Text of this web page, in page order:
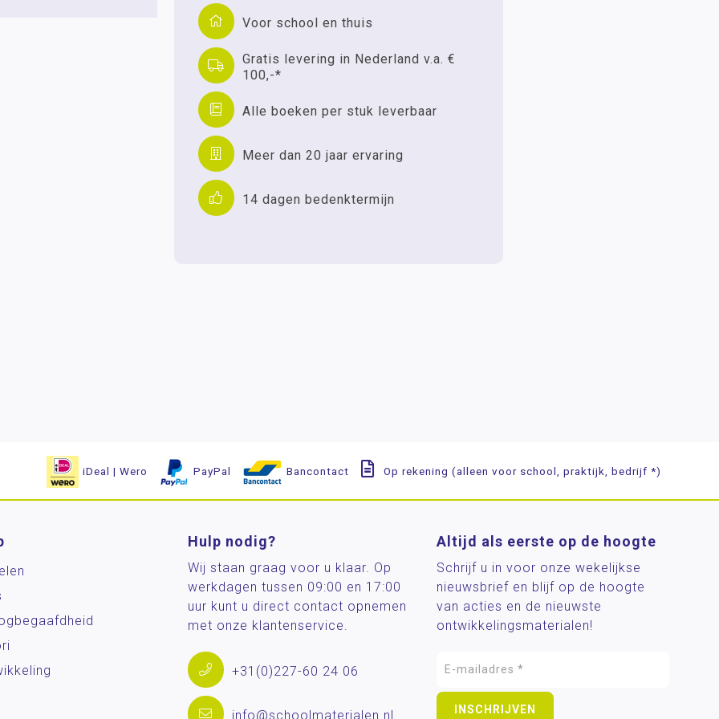
Voor school en thuis
Gratis levering in Nederland v.a. €
100,-*
Alle boeken per stuk leverbaar
Meer dan 20 jaar ervaring
14 dagen bedenktermijn
iDeal | Wero PayPal Bancontact Op rekening (alleen voor school, praktijk, bedrijf *)
Hulp nodig?
Wij staan graag voor u klaar. Op
werkdagen tussen 09:00 en 17:00
uur kunt u direct contact opnemen
met onze klantenservice.
+31(0)227-60 24 06
info@schoolmaterialen.nl
Altijd als eerste op de hoogte
Schrijf u in voor onze wekelijkse
nieuwsbrief en blijf op de hoogte
van acties en de nieuwste
ontwikkelingsmaterialen!